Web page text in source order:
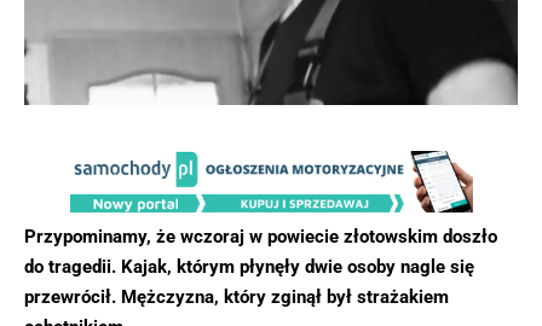
Przypominamy, że wczoraj w powiecie złotowskim doszło
do tragedii. Kajak, którym płynęły dwie osoby nagle się
przewrócił. Mężczyzna, który zginął był strażakiem